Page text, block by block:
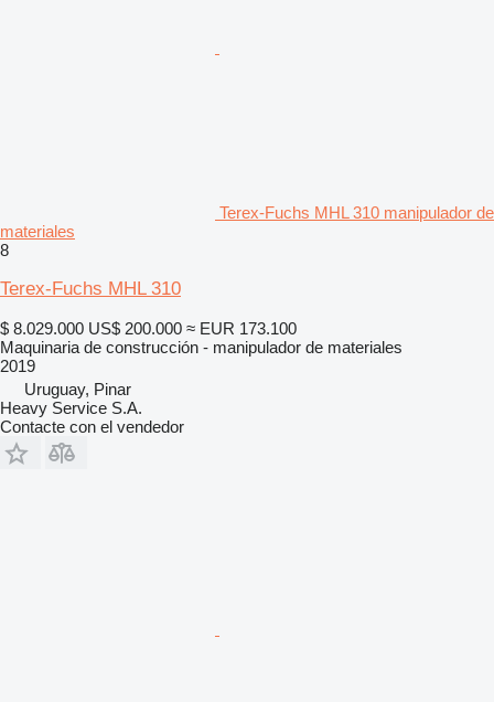
Terex-Fuchs MHL 310 manipulador de
materiales
8
Terex-Fuchs MHL 310
$ 8.029.000 US$ 200.000 ≈ EUR 173.100
Maquinaria de construcción - manipulador de materiales
2019
Uruguay, Pinar
Heavy Service S.A.
Contacte con el vendedor